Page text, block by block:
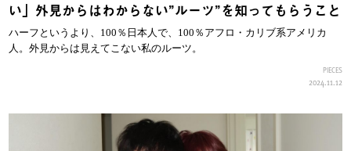
い」外見からはわからない”ルーツ”を知ってもらうこと
ハーフというより、100％日本人で、100％アフロ・カリブ系アメリカ
人。外見からは見えてこない私のルーツ。
PIECES
2024.11.12